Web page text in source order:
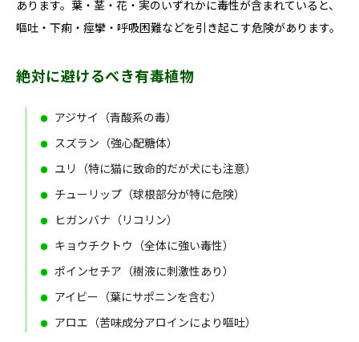
あります。葉・茎・花・実のいずれかに毒性が含まれていると、
嘔吐・下痢・痙攣・呼吸困難などを引き起こす危険があります。
絶対に避けるべき有毒植物
アジサイ（青酸系の毒）
スズラン（強心配糖体）
ユリ（特に猫に致命的だが犬にも注意）
チューリップ（球根部分が特に危険）
ヒガンバナ（リコリン）
キョウチクトウ（全体に強い毒性）
ポインセチア（樹液に刺激性あり）
アイビー（葉にサポニンを含む）
アロエ（苦味成分アロインにより嘔吐）